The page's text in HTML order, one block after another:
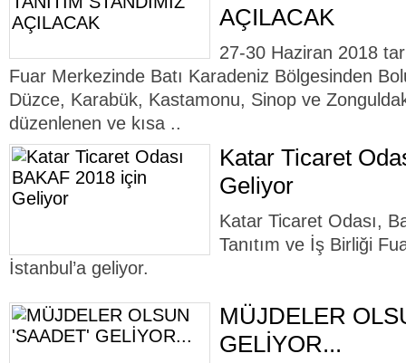
AÇILACAK
27-30 Haziran 2018
Fuar Merkezinde Batı Karadeniz Bölgesinden
Düzce, Karabük, Kastamonu, Sinop ve
düzenlenen ve kısa ..
Katar Ticaret
Geliyor
Katar Ticaret Odası,
Tanıtım ve İş Birliği
İstanbul’a geliyor.
MÜJDELER
GELİYOR...